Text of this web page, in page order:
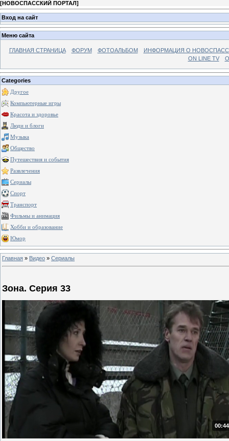
[НОВОСПАССКИЙ ПОРТАЛ]
Вход на сайт
Меню сайта
ГЛАВНАЯ СТРАНИЦА ФОРУМ ФОТОАЛЬБОМ
ИНФОРМАЦИЯ О
ON LINE TV
Categories
Другое
Компьютерные игры
Красота и здоровье
Люди и блоги
Музыка
Общество
Путешествия и события
Развлечения
Сериалы
Спорт
Транспорт
Фильмы и анимация
Хобби и образование
Юмор
Главная » Видео » Сериалы
Зона. Серия 33